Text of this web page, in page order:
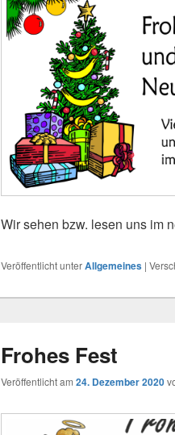
Wir sehen bzw. lesen uns im
Veröffentlicht unterAllgemeines |
Frohes Fest
Veröffentlicht am 24. Dezember 2020